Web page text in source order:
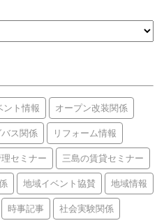
ント情報 オープン改装関係
ス関係 リフォーム情報
セミナー 三島の賃貸セミナー
地域イベント協賛 地域情報
時事記事 社会実験関係